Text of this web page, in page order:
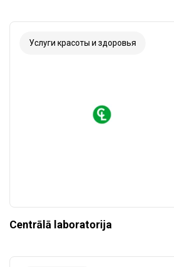
Услуги красоты и здоровья
Centrālā laboratorija